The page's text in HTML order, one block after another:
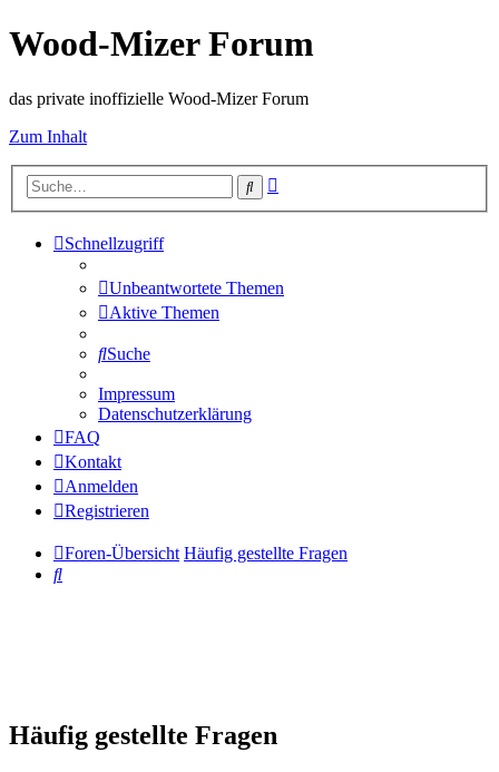
Wood-Mizer Forum
das private inoffizielle Wood-Mizer Forum
Zum Inhalt
Suche
Schnellzugriff
Unbeantwortete Themen
Aktive Themen
Suche
Impressum
Datenschutzerklärung
FAQ
Kontakt
Anmelden
Registrieren
Foren-Übersicht Häufig gestellte Fragen
Suche
Häufig gestellte Fragen